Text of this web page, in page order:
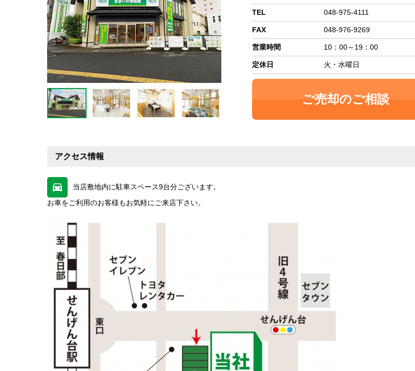
TEL 048-975-4111
FAX 048-976-9269
営業時間 10：00～19：00
定休日 火・水曜日
ご売却のご相談
アクセス情報
当店敷地内に駐車スペース9台分ございます。
お車をご利用のお客様もお気軽にご来店下さい。